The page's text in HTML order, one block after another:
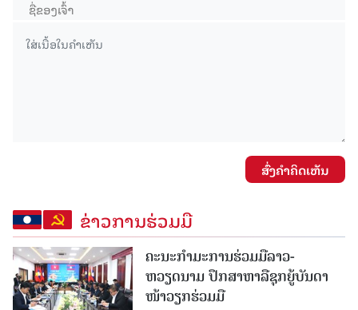
ສົ່ງຄໍາຄິດເຫັນ
ຂ່າວການຮ່ວມມື
ຄະນະກໍາມະການຮ່ວມມືລາວ-
ຫວຽດນາມ ປຶກສາຫາລືຊຸກຍູ້ບັນດາ
ໜ້າວຽກຮ່ວມມື